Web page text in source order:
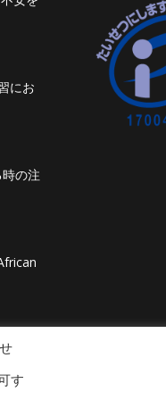
にお
の注
す